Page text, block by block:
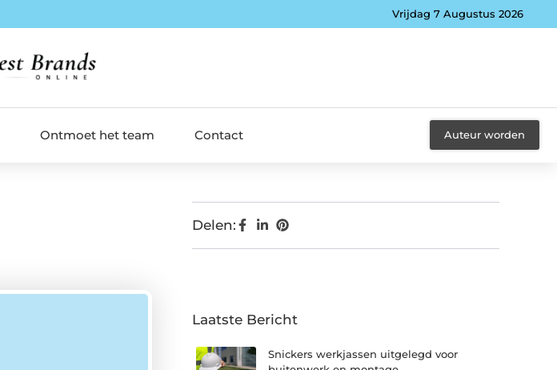
Vrijdag 7 Augustus 2026
Ontmoet het team Contact Auteur worden
Delen:
Laatste Bericht
Snickers werkjassen uitgelegd voor